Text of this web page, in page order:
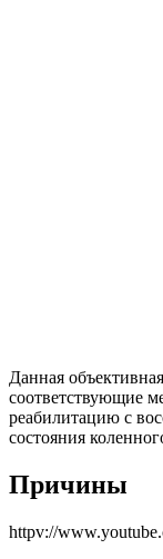
Данная
соответствующие
реабилитацию с
состояния
Причины
httpv://